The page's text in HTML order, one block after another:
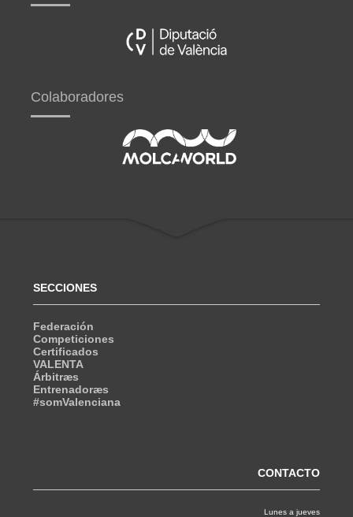
Colaboradores
SECCIONES
Federación
Competiciones
Certificados
VALENTA
Árbitræs
Entrenadoræs
#somValenciana
CONTACTO
Lunes a jueves